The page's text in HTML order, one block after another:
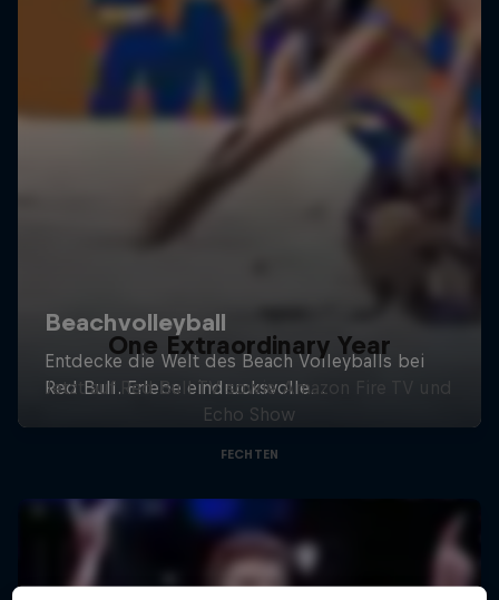
One Extraordinary Year
Jetzt auf Red Bull TV sowie Amazon Fire TV und
Echo Show
FECHTEN